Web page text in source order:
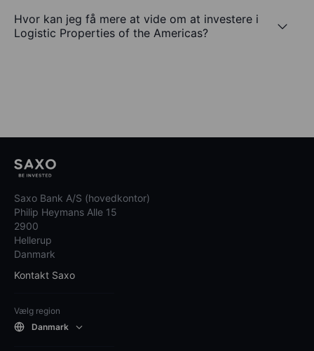
Hvor kan jeg få mere at vide om at investere i
Logistic Properties of the Americas?
Saxo Bank A/S (hovedkontor)
Philip Heymans Alle 15
2900
Hellerup
Danmark
Kontakt Saxo
Vælg region
Danmark